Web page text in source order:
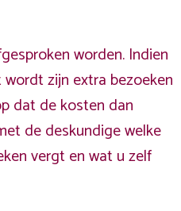
worden. Indien
zijn extra bezoeken
dat de kosten dan
de deskundige welke
vergt en wat u zelf